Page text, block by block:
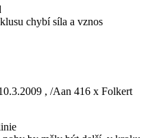
chybí síla a vznos
, /Aan 416 x Folkert